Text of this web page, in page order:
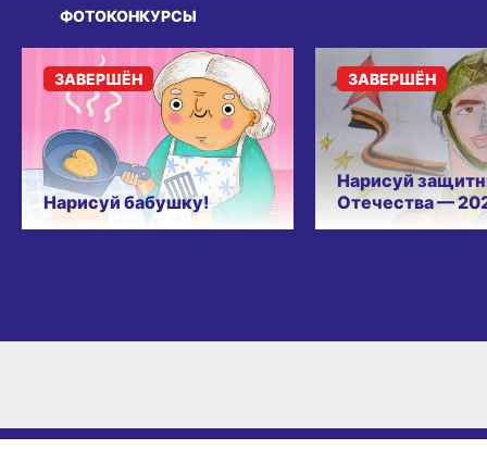
ФОТОКОНКУРСЫ
Нарисуй бабушку!
ЗАВЕРШЁН
Нарисуй
Отечества —
ЗАВЕРШЁН